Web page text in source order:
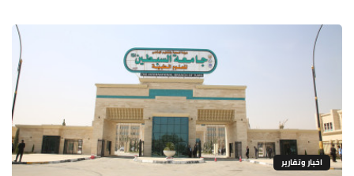
اخبار وتقارير